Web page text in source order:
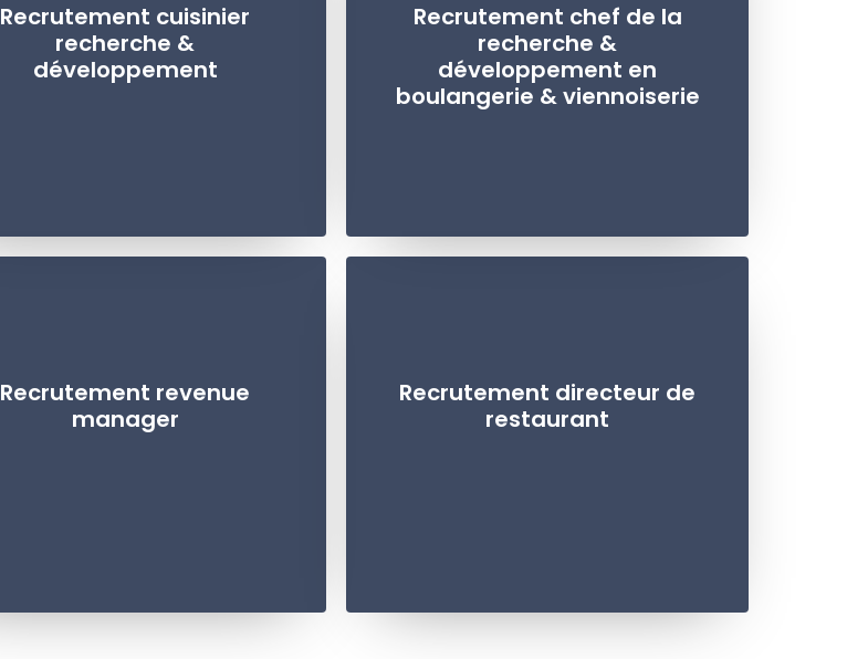
Recrutement cuisinier
recherche &
développement
Recrutement chef de la
recherche &
développement en
boulangerie & viennoiserie
Recrutement revenue
manager
Recrutement directeur de
restaurant